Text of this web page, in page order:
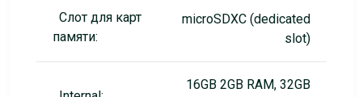
Слот для карт
памяти:
microSDXC (dedicated
slot)
16GB 2GB RAM, 32GB